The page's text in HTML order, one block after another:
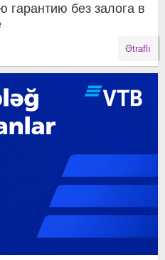
без залога в
Ətraflı